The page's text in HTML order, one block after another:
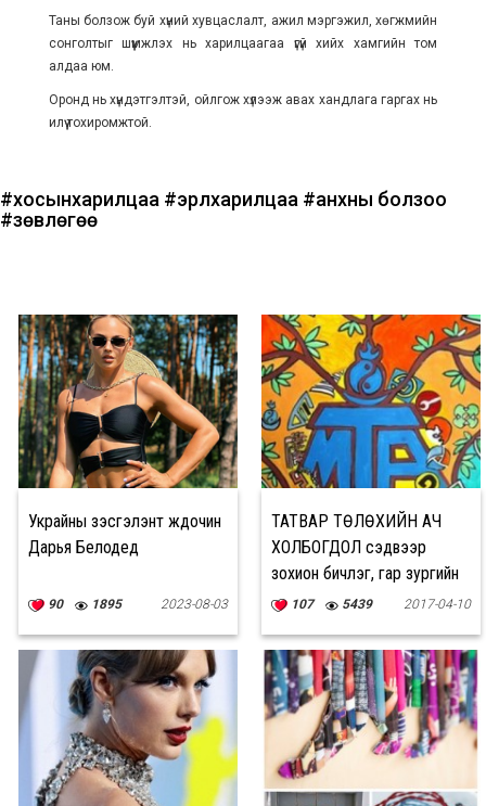
Таны болзож буй хүний хувцаслалт, ажил мэргэжил, хөгжмийн
сонголтыг шүүмжлэх нь харилцаагаа үгүй хийх хамгийн том
алдаа юм.
Оронд нь хүндэтгэлтэй, ойлгож хүлээж авах хандлага гаргах нь
илүү тохиромжтой.
#хосынхарилцаа #эрүүлхарилцаа #анхны болзоо
#зөвлөгөө
Украйны үзэсгэлэнт жүдочин
Дарья Белодед
90 1895 2023-08-03
ТАТВАР ТӨЛӨХИЙН АЧ
ХОЛБОГДОЛ сэдвээр
зохион бичлэг, гар зургийн
УРАЛДААН зарлалаа
107 5439 2017-04-10